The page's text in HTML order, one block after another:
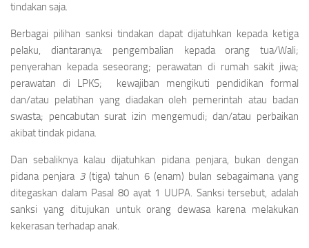
tindakan saja.
Berbagai pilihan sanksi tindakan dapat dijatuhkan kepada ketiga
pelaku, diantaranya: pengembalian kepada orang tua/Wali;
penyerahan kepada seseorang; perawatan di rumah sakit jiwa;
perawatan di LPKS; kewajiban mengikuti pendidikan formal
dan/atau pelatihan yang diadakan oleh pemerintah atau badan
swasta; pencabutan surat izin mengemudi; dan/atau perbaikan
akibat tindak pidana.
Dan sebaliknya kalau dijatuhkan pidana penjara, bukan dengan
pidana penjara 3(tiga) tahun 6 (enam) bulan sebagaimana yang
ditegaskan dalam Pasal 80 ayat 1 UUPA. Sanksi tersebut, adalah
sanksi yang ditujukan untuk orang dewasa karena melakukan
kekerasan terhadap anak.